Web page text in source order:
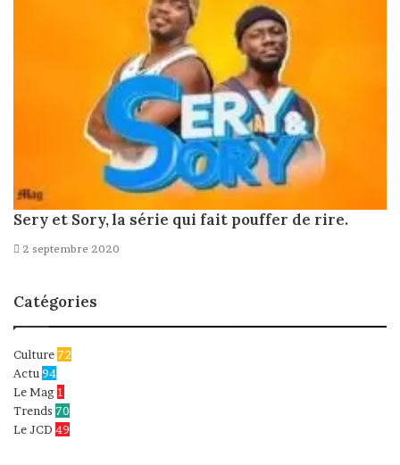
Sery et Sory, la série qui fait pouffer de rire.
2 septembre 2020
Catégories
Culture 72
Actu 94
Le Mag1
Trends 70
Le JCD 49